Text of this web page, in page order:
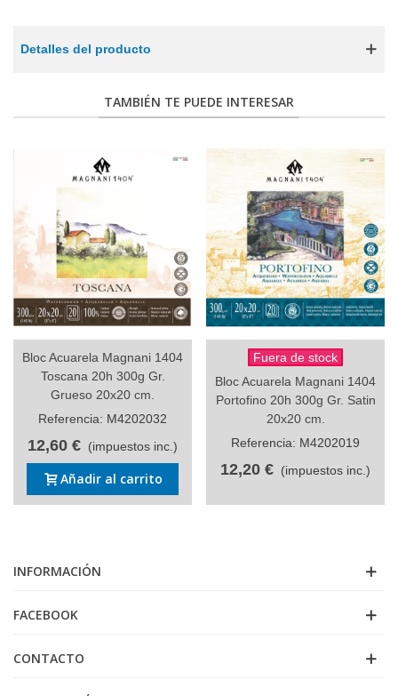
Detalles del producto
TAMBIÉN TE PUEDE INTERESAR
Bloc Acuarela Magnani 1404
Toscana 20h 300g Gr.
Grueso 20x20 cm.
Referencia: M4202032
12,60 € (impuestos inc.)
Añadir al carrito
Fuera de stock
Bloc Acuarela Magnani 1404
Portofino 20h 300g Gr. Satin
20x20 cm.
Referencia: M4202019
12,20 € (impuestos inc.)
INFORMACIÓN
FACEBOOK
CONTACTO